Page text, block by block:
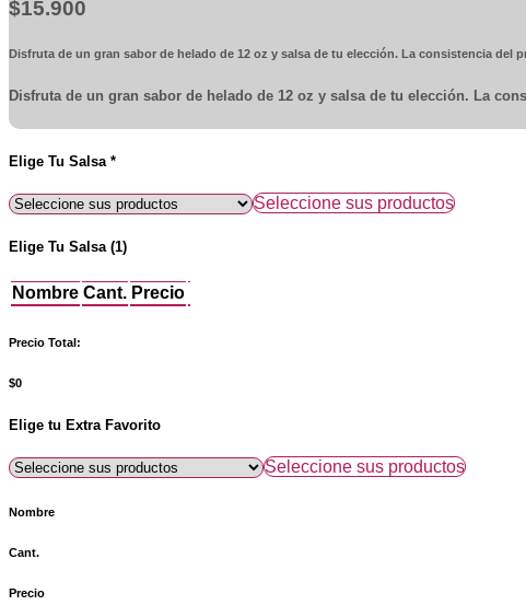
$15.900
Disfruta de un gran sabor de helado de 12 oz y salsa de tu elección. La consistencia del
Disfruta de un gran sabor de helado de 12 oz y salsa de tu elección. La
Elige Tu Salsa *
Seleccione sus productos
Elige Tu Salsa (1)
Nombre Cant. Precio
Precio Total:
$0
Elige tu Extra Favorito
Seleccione sus productos
Nombre
Cant.
Precio